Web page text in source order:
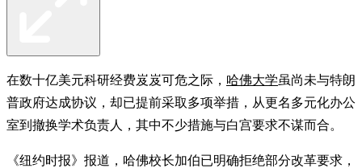
在数十亿美元科研经费岌岌可危之际， 哈佛大学虽尚未与特朗
普政府达成协议，却已提前采取多项举措，从更名多元化办公
室到撤换学术负责人，其中不少措施与白宫要求不谋而合。
《纽约时报》报道，哈佛校长加伯已明确拒绝部分改革要求，